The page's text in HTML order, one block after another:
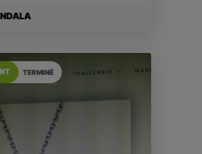
TERMINÉ